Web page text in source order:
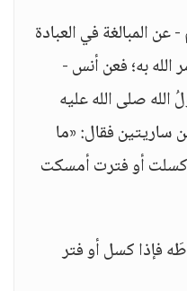
المبالغة في العبادة
الله به؛ فعن أنس -
صلى الله عليه
فقال: «ما
كسلت أو فترت أمسكت
فإذا كسل أو فتر